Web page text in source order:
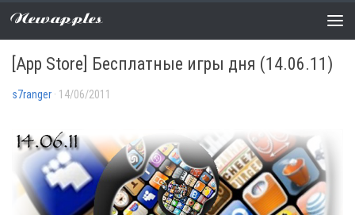
Newapples
РАСПРОДАЖИ 0 COMMENTS
[App Store] Бесплатные игры дня (14.06.11)
s7ranger · 14/06/2011